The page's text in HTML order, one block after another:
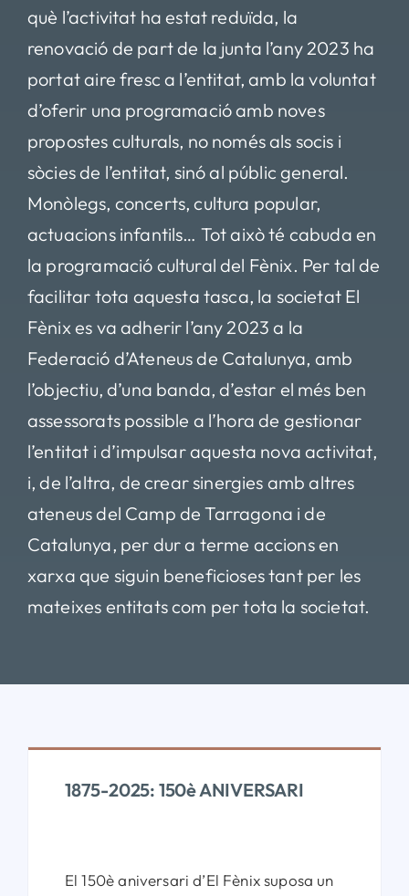
què l’activitat ha estat reduïda, la
renovació de part de la junta l’any 2023 ha
portat aire fresc a l’entitat, amb la voluntat
d’oferir una programació amb noves
propostes culturals, no només als socis i
sòcies de l’entitat, sinó al públic general.
Monòlegs, concerts, cultura popular,
actuacions infantils… Tot això té cabuda en
la programació cultural del Fènix. Per tal de
facilitar tota aquesta tasca, la societat El
Fènix es va adherir l’any 2023 a la
Federació d’Ateneus de Catalunya, amb
l’objectiu, d’una banda, d’estar el més ben
assessorats possible a l’hora de gestionar
l’entitat i d’impulsar aquesta nova activitat,
i, de l’altra, de crear sinergies amb altres
ateneus del Camp de Tarragona i de
Catalunya, per dur a terme accions en
xarxa que siguin beneficioses tant per les
mateixes entitats com per tota la societat.
1875-2025: 150è ANIVERSARI
El 150è aniversari d’El Fènix suposa un